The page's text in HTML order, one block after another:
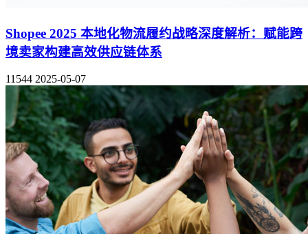
Shopee 2025 本地化物流履约战略深度解析：赋能跨
境卖家构建高效供应链体系
11544 2025-05-07